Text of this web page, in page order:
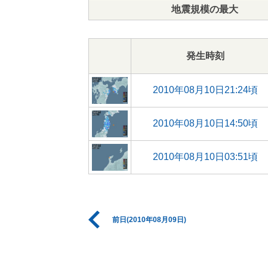
地震規模の最大
発生時刻
2010年08月10日21:24頃
2010年08月10日14:50頃
2010年08月10日03:51頃
前日(2010年08月09日)